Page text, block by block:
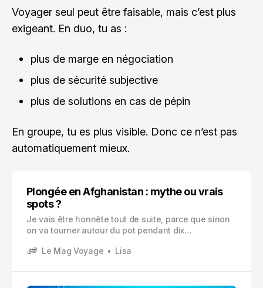
Voyager seul peut être faisable, mais c’est plus
exigeant. En duo, tu as :
plus de marge en négociation
plus de sécurité subjective
plus de solutions en cas de pépin
En groupe, tu es plus visible. Donc ce n’est pas
automatiquement mieux.
Plongée en Afghanistan : mythe ou vrais
spots ?
Je vais être honnête tout de suite, parce que sinon
on va tourner autour du pot pendant dix
juste « masque et tuba », on pense mer, lagons,
Le Mag Voyage Lisa